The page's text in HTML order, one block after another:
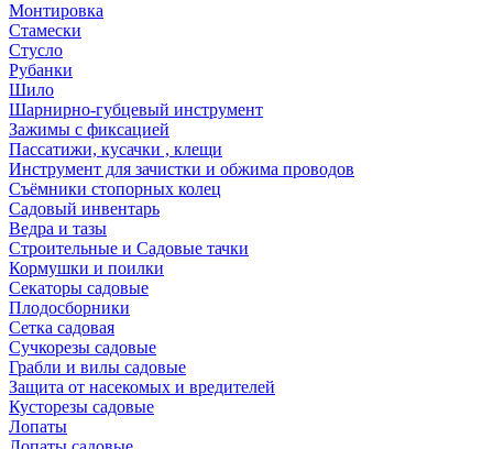
Монтировка
Стамески
Стусло
Рубанки
Шило
Шарнирно-губцевый инструмент
Зажимы с фиксацией
Пассатижи, кусачки , клещи
Инструмент для зачистки и обжима проводов
Съёмники стопорных колец
Садовый инвентарь
Ведра и тазы
Строительные и Садовые тачки
Кормушки и поилки
Секаторы садовые
Плодосборники
Сетка садовая
Сучкорезы садовые
Грабли и вилы садовые
Защита от насекомых и вредителей
Кусторезы садовые
Лопаты